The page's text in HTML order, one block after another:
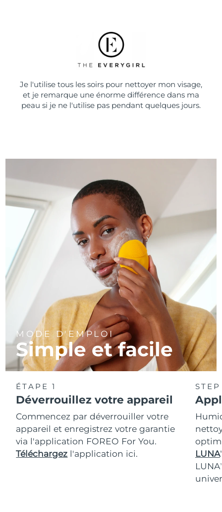
Je l'utilise tous les soirs pour nettoyer mon visage,
et je remarque une énorme différence dans ma
peau si je ne l'utilise pas pendant quelques jours.
MODE D'EMPLOI
Simple et facile
ÉTAPE 1
Déverrouillez votre appareil
Commencez par déverrouiller votre
appareil et enregistrez votre garantie
via l'application FOREO For You.
Téléchargez l'application ici.
LUNA
LUNA